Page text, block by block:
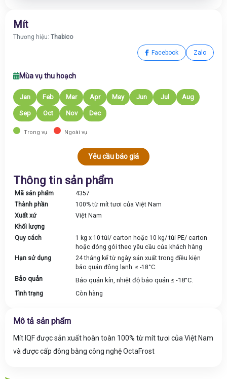
Mít
Thương hiệu: Thabico
Facebook Zalo
Mùa vụ thu hoạch
Jan Feb Mar Apr May Jun Jul Aug
Sep Oct Nov Dec
Trong vụ Ngoài vụ
Yêu cầu báo giá
Thông tin sản phẩm
Mã sản phẩm
4357
Thành phần
100% từ mít tươi của Việt Nam
Xuất xứ
Việt Nam
Khối lượng
Quy cách
1 kg x 10 túi/ carton hoặc 10 kg/ túi PE/ carton
hoặc đóng gói theo yêu cầu của khách hàng
Hạn sử dụng
24 tháng kể từ ngày sản xuất trong điều kiện
bảo quản đông lạnh: ≤ -18°C.
Bảo quản Bảo quản kín, nhiệt độ bảo quản ≤ -18°C.
Tình trạng Còn hàng
Mô tả sản phẩm
Mít IQFđược sản xuất hoàn toàn 100% từ mít tươi của Việt Nam
và được cấp đông bằng công nghệ OctaFrost